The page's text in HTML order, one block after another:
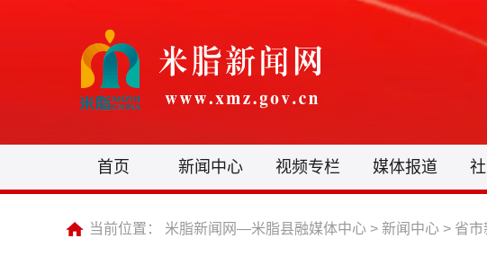
首页 新闻中心 视频专栏 媒体报道
当前位置： 米脂新闻网—米脂县融媒体中心 > 新闻中心 > 省市